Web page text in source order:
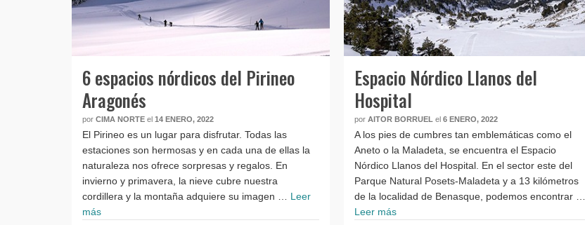
6 espacios nórdicos del Pirineo
Aragonés
por CIMA NORTE el 14 ENERO, 2022
El Pirineo es un lugar para disfrutar. Todas las
estaciones son hermosas y en cada una de ellas la
naturaleza nos ofrece sorpresas y regalos. En
invierno y primavera, la nieve cubre nuestra
cordillera y la montaña adquiere su imagen … Leer
más
Espacio Nórdico Llanos del
Hospital
por AITOR BORRUEL el 6 ENERO, 2022
A los pies de cumbres tan emblemáticas como el
Aneto o la Maladeta, se encuentra el Espacio
Nórdico Llanos del Hospital. En el sector este del
Parque Natural Posets-Maladeta y a 13 kilómetros
de la localidad de Benasque, podemos encontrar …
Leer más